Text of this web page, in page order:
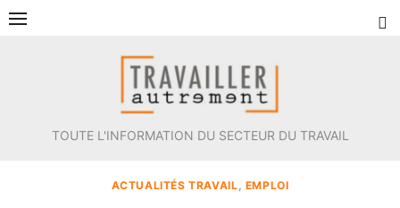
Aller
TOUTE L'INFORMATION DU SECTEUR DU TRAVAIL
ACTUALITÉS TRAVAIL EMPLOI